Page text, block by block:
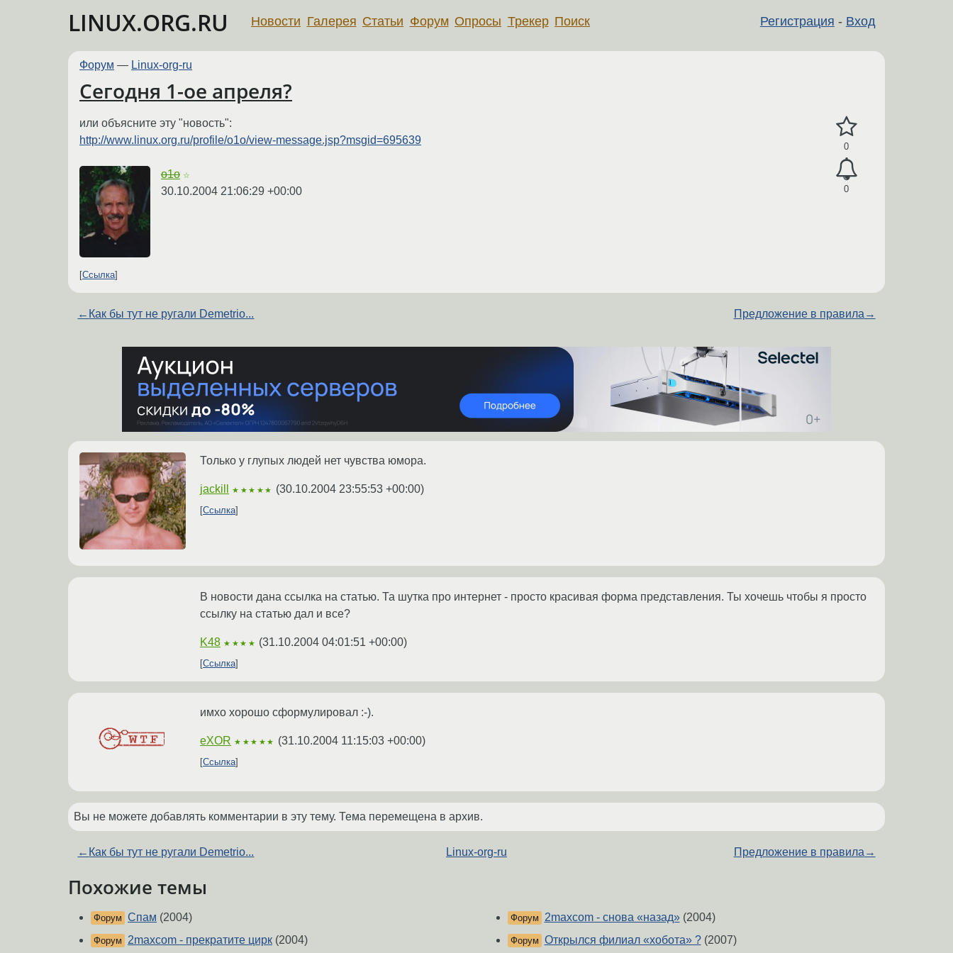
LINUX.ORG.RU Регистрация - Вход
Новости Галерея Статьи Форум Опросы Трекер Поиск
Форум — Linux-org-ru
Сегодня 1-ое апреля?
0
0
или объясните эту "новость":
http://www.linux.org.ru/profile/o1o/view-message.jsp?msgid=695639
o1o ☆
30.10.2004 21:06:29 +00:00
Ссылка
← Как бы тут не ругали Demetrio... Предложение в правила →
Только у глупых людей нет чувства юмора.
jackill ★★★★★ (30.10.2004 23:55:53 +00:00)
Ссылка
В новости дана ссылка на статью. Та шутка про интернет - просто красивая форма представления. Ты хочешь чтобы я просто
ссылку на статью дал и все?
K48 ★★★★ (31.10.2004 04:01:51 +00:00)
Ссылка
имхо хорошо сформулировал :-).
eXOR ★★★★★ (31.10.2004 11:15:03 +00:00)
Ссылка
Вы не можете добавлять комментарии в эту тему. Тема перемещена в архив.
← Как бы тут не ругали Demetrio... Linux-org-ru Предложение в правила →
Похожие темы
Форум Спам (2004)
Форум 2maxcom - прекратите цирк (2004)
Форум 2maxcom - снова «назад»(2004)
Форум Открылся филиал «хобота» ?(2007)